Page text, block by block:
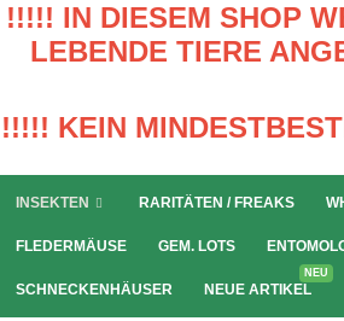
!!!!! IN DIESEM SHOP
LEBENDE TIERE
!!!!! KEIN
INSEKTEN RARITÄTEN / FREAKS
FLEDERMÄUSE GEM. LOTS
SCHNECKENHÄUSER NEUE ARTIKEL
NEU